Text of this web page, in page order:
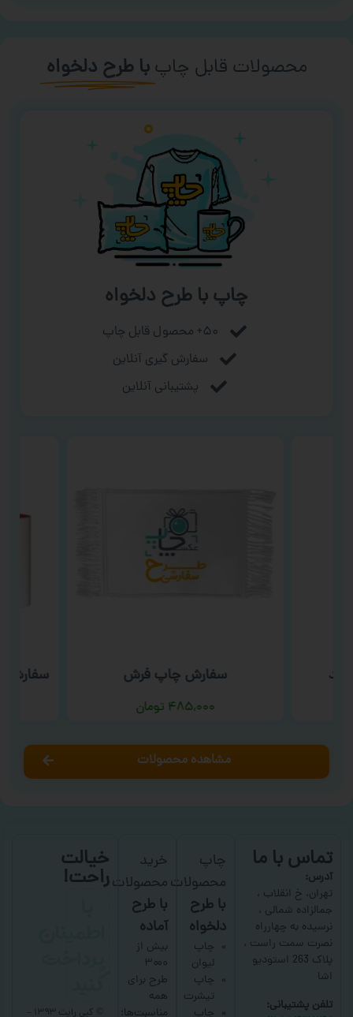
محصولات قابل چاپ با طرح دلخواه
چاپ با طرح دلخواه
۵۰+ محصول قابل چاپ
سفارش گیری آنلاین
پشتیبانی آنلاین
سفارش چاپ فرش
۴۸۵,۰۰۰ تومان
سفارش
مشاهده محصولات
تماس با ما
آدرس:
تهران، خ انقلاب ،
جمالزاده شمالی ،
نرسیده به چهارراه
نصرت سمت راست ،
پلاک 263 استودیو
اشا
تلفن پشتیبانی:
چاپ
محصولات
با طرح
دلخواه
چاپ
لیوان
چاپ
تیشرت
چاپ
خرید
محصولات
با طرح
آماده
بیش از
۳۰۰۰
طرح برای
همه
مناسبت‌ها؛
خیالت
راحت!